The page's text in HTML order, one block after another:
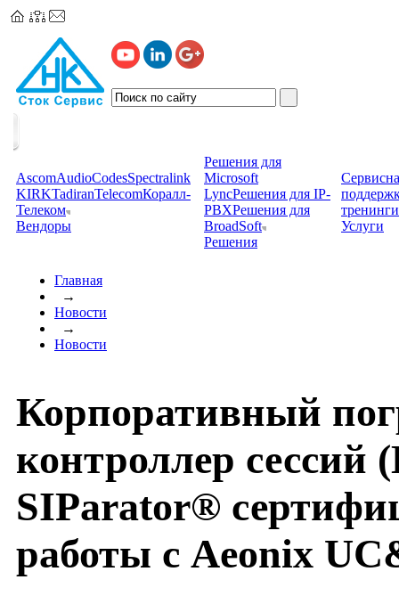
AscomAudioCodesSpectralink
KIRKTadiranTelecomКоралл-
Телеком
Вендоры
Решения для
Microsoft
LyncРешения для IP-
PBXРешения для
BroadSoft
Решения
тренинги
Услуги
Главная
→
Новости
→
Новости
Корпоративный
контроллер сессий
SIParator®
работы с Aeonix